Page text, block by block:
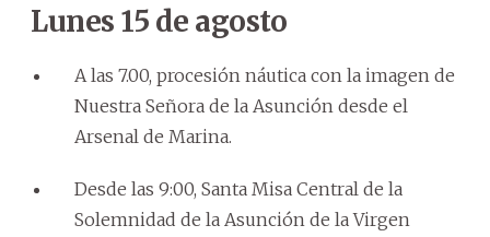
Lunes 15 de agosto
A las 7.00, procesión náutica con la imagen de
Nuestra Señora de la Asunción desde el
Arsenal de Marina.
Desde las 9:00, Santa Misa Central de la
Solemnidad de la Asunción de la Virgen